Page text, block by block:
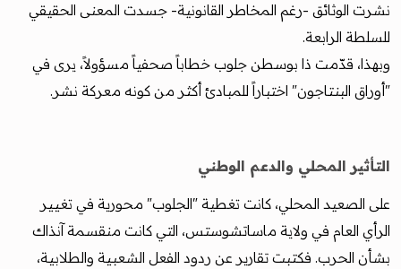
نشرت الوثائق -رغم المخاطر القانونية- جسدت المعنى الحقيقي
للسلطة الرابعة.
وبهذا، قدّمت ذا بوسطن جلوب خطاباً صحفياً مسؤولاً، يرى في
"أوراق البنتاجون" اختباراً للمبادئ أكثر من كونه معركة نشر.
التأثير المحلي والدعم الوطني
على الصعيد المحلي، كانت تغطية "الجلوب" محورية في تغيير
الرأي العام في ولاية ماساتشوستس، التي كانت منقسمة آنذاك
بشأن الحرب. فكتبت تقارير عن ردود الفعل الشعبية والطلابية،